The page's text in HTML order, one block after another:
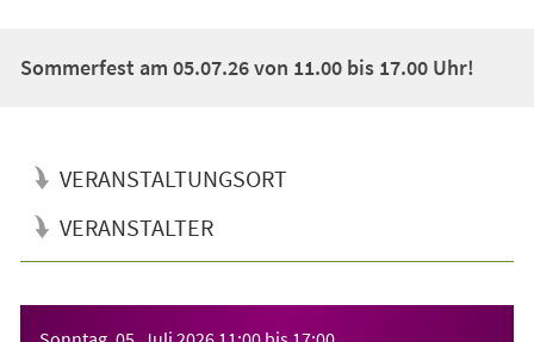
Sommerfest am 05.07.26 von 11.00 bis 17.00 Uhr!
VERANSTALTUNGSORT
VERANSTALTER